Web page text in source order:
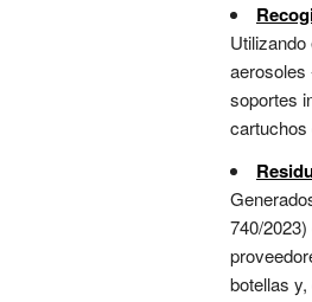
aerosoles
soportes
cartuchos
740/
botellas